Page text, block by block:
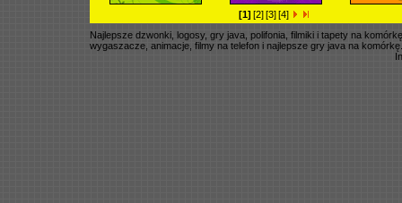
[1] [2][3][4]
Najlepsze dzwonki, logosy, gry java, polifonia, filmiki i tapety na
wygaszacze, animacje, filmy na telefon i najlepsze gry java na